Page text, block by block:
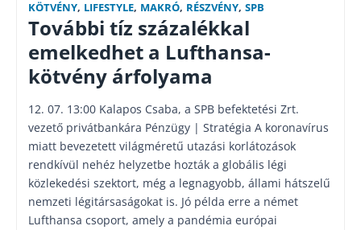
KÖTVÉNY, LIFESTYLE, MAKRÓ, RÉSZVÉNY, SPB
További tíz százalékkal
emelkedhet a Lufthansa-
kötvény árfolyama
12. 07. 13:00 Kalapos Csaba, a SPB befektetési Zrt.
vezető privátbankára Pénzügy | Stratégia A koronavírus
miatt bevezetett világméretű utazási korlátozások
rendkívül nehéz helyzetbe hozták a globális légi
közlekedési szektort, még a legnagyobb, állami hátszelű
nemzeti légitársaságokat is. Jó példa erre a német
Lufthansa csoport, amely a pandémia európai